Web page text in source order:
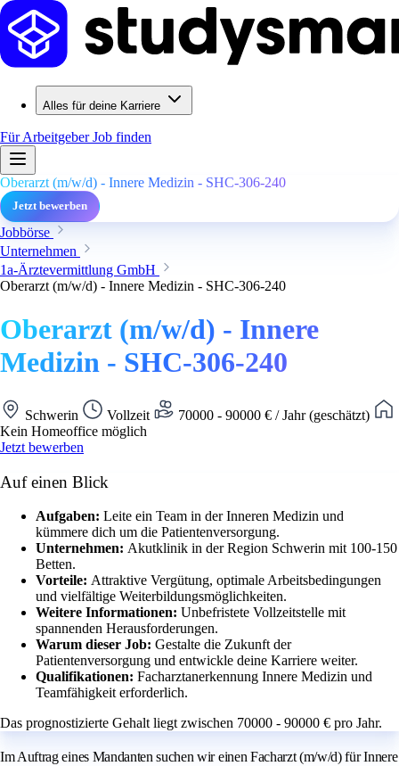
Alles für deine Karriere
Für ArbeitgeberJob finden
Oberarzt (m/w/d) - Innere Medizin - SHC-306-240
Jetzt bewerben
Jobbörse
Unternehmen
1a-Ärztevermittlung GmbH
Oberarzt (m/w/d) - Innere Medizin - SHC-306-240
Oberarzt (m/w/d) - Innere
Medizin - SHC-306-240
Schwerin Vollzeit
70000 - 90000 € / Jahr (geschätzt)
Kein Homeoffice möglich
Jetzt bewerben
Auf einen Blick
Aufgaben: Leite ein Team in der Inneren Medizin und
kümmere dich um die Patientenversorgung.
Unternehmen: Akutklinik in der Region Schwerin mit 100-150
Betten.
Vorteile: Attraktive Vergütung, optimale Arbeitsbedingungen
und vielfältige Weiterbildungsmöglichkeiten.
Weitere Informationen: Unbefristete Vollzeitstelle mit
spannenden Herausforderungen.
Warum dieser Job: Gestalte die Zukunft der
Patientenversorgung und entwickle deine Karriere weiter.
Qualifikationen: Facharztanerkennung Innere Medizin und
Teamfähigkeit erforderlich.
Das prognostizierte Gehalt liegt zwischen 70000 - 90000 € pro Jahr.
Im Auftrag eines Mandanten suchen wir einen Facharzt (m/w/d) für Innere